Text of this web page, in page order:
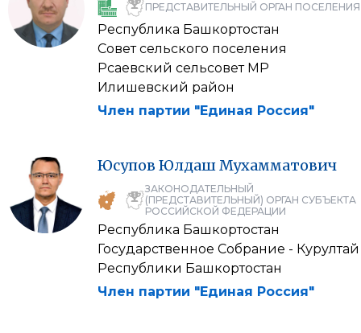
ПРЕДСТАВИТЕЛЬНЫЙ ОРГАН ПОСЕЛЕНИЯ
Республика Башкортостан
Совет сельского поселения
Рсаевский сельсовет МР
Илишевский район
Член партии "Единая Россия"
Юсупов ЮлдашМухамматович
ЗАКОНОДАТЕЛЬНЫЙ
(ПРЕДСТАВИТЕЛЬНЫЙ) ОРГАН СУБЪЕКТА
РОССИЙСКОЙ ФЕДЕРАЦИИ
Республика Башкортостан
Государственное Собрание - Курултай
Республики Башкортостан
Член партии "Единая Россия"